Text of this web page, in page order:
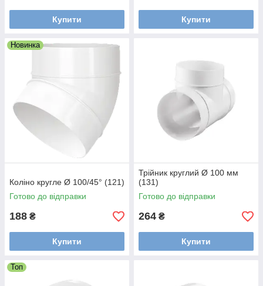
Купити Купити
Новинка
Коліно кругле Ø 100/45° (121)
Готово до відправки
188 ₴
Купити
Трійник круглий Ø 100 мм
(131)
Готово до відправки
264 ₴
Купити
Топ